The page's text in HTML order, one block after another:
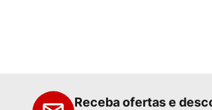
Receba ofertas e